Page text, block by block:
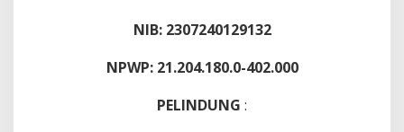
NIB: 2307240129132
NPWP: 21.204.180.0-402.000
PELINDUNG :